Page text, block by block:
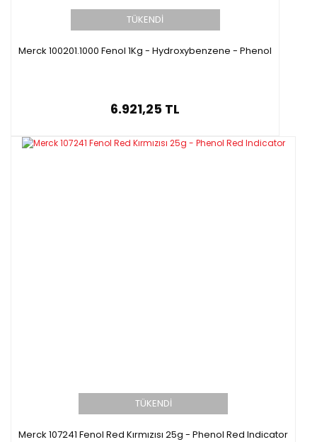
TÜKENDİ
Merck 100201.1000 Fenol 1Kg - Hydroxybenzene - Phenol
6.921,25 TL
TÜKENDİ
Merck 107241 Fenol Red Kırmızısı 25g - Phenol Red Indicator